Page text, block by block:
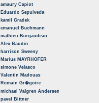
amaury Capiot
Eduardo Sepulveda
kamil Gradek
emanuel Buchmann
mathieu Burgaudeau
Alex Baudin
harrison Sweeny
Marius MAYRHOFER
simone Velasco
Valentin Madouas
Romain Gr�goire
michael Valgren Andersen
pavel Bittner